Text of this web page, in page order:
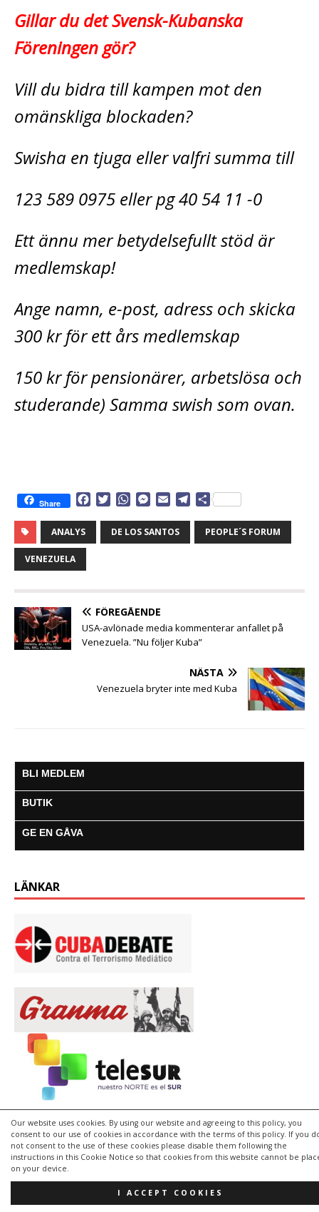
Our website uses cookies. By using our website and agreeing to this policy, you
consent to our use of cookies in accordance with the terms of this policy. If you
not consent to the use of these cookies please disable them following the
instructions in this Cookie Notice so that cookies from this website cannot be
on your device.
I ACCEPT COOKIES
Gillar du det Svensk-Kubanska
Föreningen gör?
Vill du bidra till kampen mot den
omänskliga blockaden?
Swisha en tjuga eller valfri summa till
123 589 0975 eller pg 40 54 11 -0
Ett ännu mer betydelsefullt stöd är
medlemskap!
Ange namn, e-post, adress och skicka
300 kr för ett års medlemskap
150 kr för pensionärer, arbetslösa och
studerande) Samma swish som ovan.
Share
e
i
t
W
a
t
M
s
s
r
a
i
e
D
l
a
ANALYS DE LOS SANTOS PEOPLE´S FORUM
VENEZUELA
FÖREGÅENDE
USA-avlönade media kommenterar anfallet på
Venezuela. ”Nu följer Kuba”
NÄSTA
Venezuela bryter inte med Kuba
BLI MEDLEM
BUTIK
GE EN GÅVA
LÄNKAR